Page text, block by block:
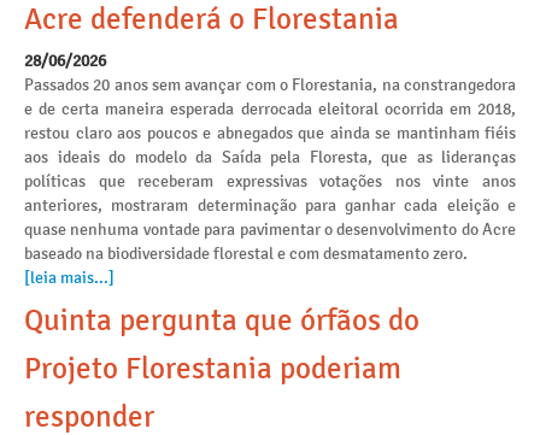
Acre defenderá o Florestania
28/06/2026
Passados 20 anos sem avançar com o Florestania, na constrangedora
e de certa maneira esperada derrocada eleitoral ocorrida em 2018,
restou claro aos poucos e abnegados que ainda se mantinham fiéis
aos ideais do modelo da Saída pela Floresta, que as lideranças
políticas que receberam expressivas votações nos vinte anos
anteriores, mostraram determinação para ganhar cada eleição e
quase nenhuma vontade para pavimentar o desenvolvimento do Acre
baseado na biodiversidade florestal e com desmatamento zero.
[leia mais...]
Quinta pergunta que órfãos do
Projeto Florestania poderiam
responder